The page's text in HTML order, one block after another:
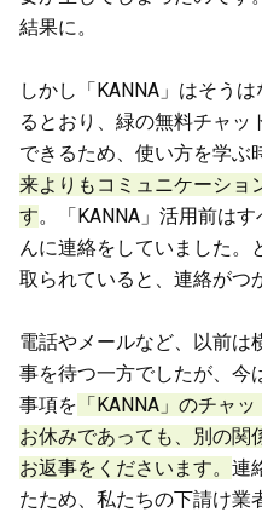
結果に。
しかし「KANNA」はそう
るとおり、緑の無料チャッ
できるため、使い方を学ぶ
来よりもコミュニケーショ
す。「KANNA」活用前は
んに連絡をしていました。
取られていると、連絡がつ
電話やメールなど、以前は
事を待つ一方でしたが、今
事項を 「KANNA」のチャ
お休みであっても、別の関
お返事をくださいます。 連
たため、私たちの下請け業